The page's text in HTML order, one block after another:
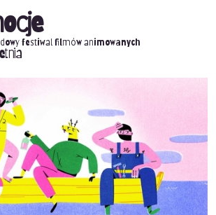
festiwal filmów animowanych